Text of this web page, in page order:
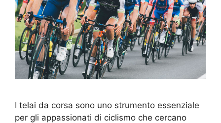
I telai da corsa sono uno strumento essenziale
per gli appassionati di ciclismo che cercano